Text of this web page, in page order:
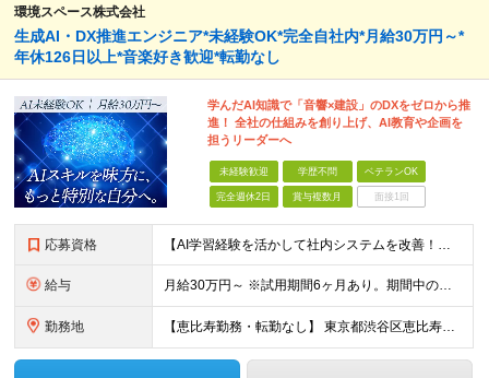
環境スペース株式会社
生成AI・DX推進エンジニア*未経験OK*完全自社内*月給30万円～*
年休126日以上*音楽好き歓迎*転勤なし
学んだAI知識で「音響×建設」のDXをゼロから推
進！ 全社の仕組みを創り上げ、AI教育や企画を
担うリーダーへ
未経験歓迎 学歴不問 ベテランOK
完全週休2日 賞与複数月 面接1回
応募資格 【AI学習経験を活かして社内システムを改善！】 ◆AI、IT、DX、プログラミング等を学んだ経験がある方 ◆学歴不問 ＼こんな方にぴったりです／ ◆自分のアイディアで業務を改善し、仲間の役に立ちたい
給与 月給30万円～ ※試用期間6ヶ月あり。期間中の給与・待遇の差異はありません ※月給には月45時間分の固定残業代（月7万8,000円～）を含みます ※超過分は別途支給します
勤務地 【恵比寿勤務・転勤なし】 東京都渋谷区恵比寿南1-1-9 岩徳ビル 9F (変更の範囲)上記を除く当社関連勤務地